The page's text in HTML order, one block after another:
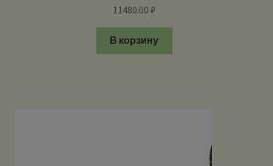
11480.00₽
В корзину